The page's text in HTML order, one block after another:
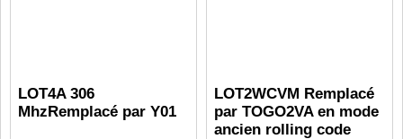
LOT4A 306
MhzRemplacé par Y01
LOT2WCVM Remplacé
par TOGO2VA en mode
ancien rolling code